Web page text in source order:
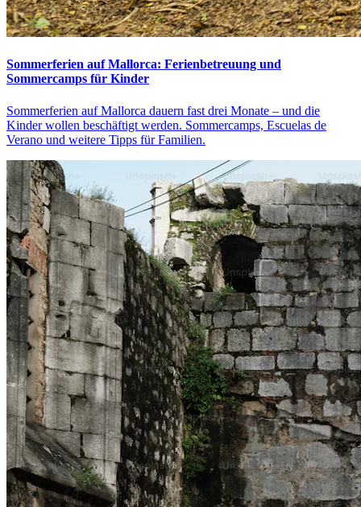
Sommerferien auf Mallorca: Ferienbetreuung und
Sommercamps für Kinder
Sommerferien auf Mallorca dauern fast drei Monate – und die
Kinder wollen beschäftigt werden. Sommercamps, Escuelas de
Verano und weitere Tipps für Familien.